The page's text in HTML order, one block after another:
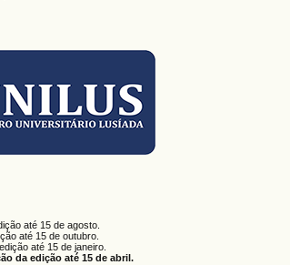
até 15 de agosto.
até 15 de outubro.
até 15 de janeiro.
da edição até 15 de abril.